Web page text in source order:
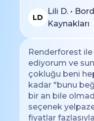
LD
Lili D. •
Kaynakları
Renderforest
ediyorum ve
çokluğu beni
kadar "bunu
bir an bile
seçenek
fiyatlar